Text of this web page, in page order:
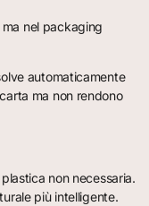
nel packaging
automaticamente
ma non rendono
non necessaria.
più intelligente.